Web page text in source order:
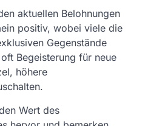
aktuellen Belohnungen
positiv, wobei viele die
Gegenstände
Begeisterung für neue
höhere
Wert des